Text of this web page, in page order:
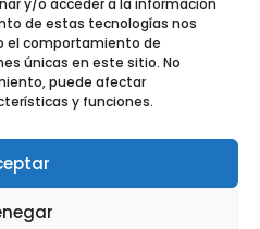
y/o acceder a la información
de estas tecnologías nos
el comportamiento de
únicas en este sitio. No
puede afectar
y funciones.
Forestales, INIA-CSIC
7,5 - 28040 Madrid
DESARROLLO DEL SITIO WEB,